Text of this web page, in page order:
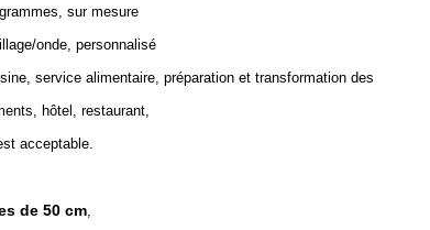
sur mesure
onde, personnalisé
service alimentaire, préparation et transformation des
hôtel, restaurant,
acceptable.
de 50 cm,